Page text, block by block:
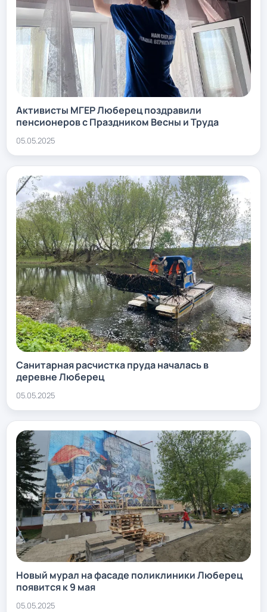
Активисты МГЕР Люберец поздравили
пенсионеров с Праздником Весны и Труда
05.05.2025
Санитарная расчистка пруда началась в
деревне Люберец
05.05.2025
Новый мурал на фасаде поликлиники Люберец
появится к 9 мая
05.05.2025